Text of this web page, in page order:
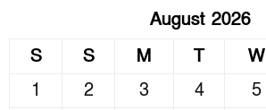
August 2026
S
S M T W
1
2 3 4 5